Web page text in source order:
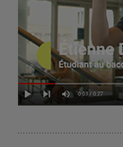
Cliquer ici